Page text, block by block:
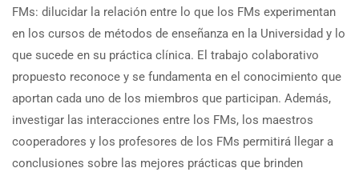
FMs: dilucidar la relación entre lo que los FMs experimentan
en los cursos de métodos de enseñanza en la Universidad y lo
que sucede en su práctica clínica. El trabajo colaborativo
propuesto reconoce y se fundamenta en el conocimiento que
aportan cada uno de los miembros que participan. Además,
investigar las interacciones entre los FMs, los maestros
cooperadores y los profesores de los FMs permitirá llegar a
conclusiones sobre las mejores prácticas que brinden